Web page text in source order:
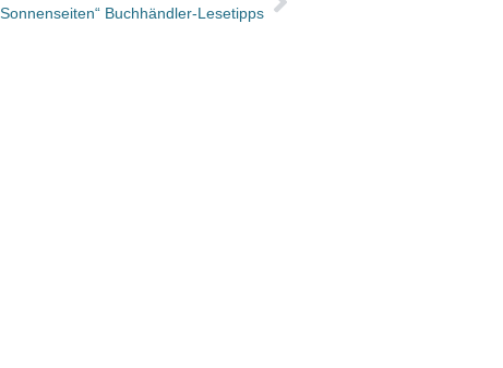
Buchhändler-Lesetipps